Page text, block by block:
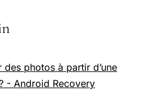
photos à partir d’une
- Android Recovery